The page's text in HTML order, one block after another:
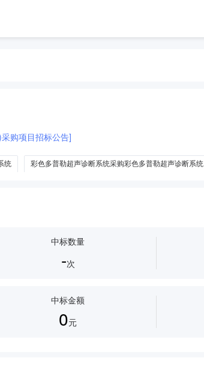
购项目招标公告]
统 彩色多普勒超声诊断系统采购彩色多普勒超声诊断系统
中标数量
-次
中标金额
0元